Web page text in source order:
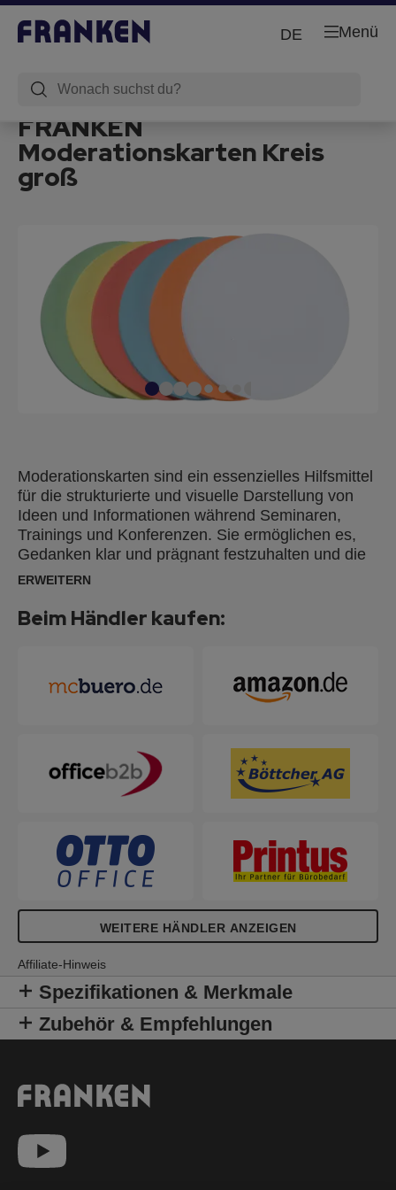
Menü
DE
FRANKEN
Moderationskarten Kreis
groß
Moderationskarten sind ein essenzielles Hilfsmittel
für die strukturierte und visuelle Darstellung von
Ideen und Informationen während Seminaren,
Trainings und Konferenzen. Sie ermöglichen es,
Gedanken klar und prägnant festzuhalten und die
Interaktion der Teilnehmer zu fördern. Mit
präsentiert und Diskussionen effektiv unterstützt
ERWEITERN
Beim Händler kaufen:
WEITERE HÄNDLER ANZEIGEN
Affiliate-Hinweis
Spezifikationen & Merkmale
Zubehör & Empfehlungen